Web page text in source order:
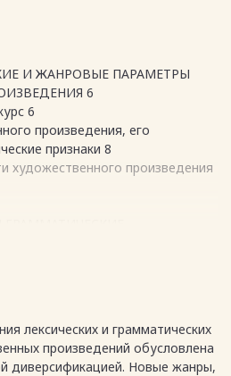
И ЖАНРОВЫЕ ПАРАМЕТРЫ
6
6
произведения, его
признаки 8
художественного произведения
РОМАНА 18
(Jenny Han “To All The Boys I've
романа 25
лексических и грамматических
произведений обусловлена
диверсификацией. Новые жанры,